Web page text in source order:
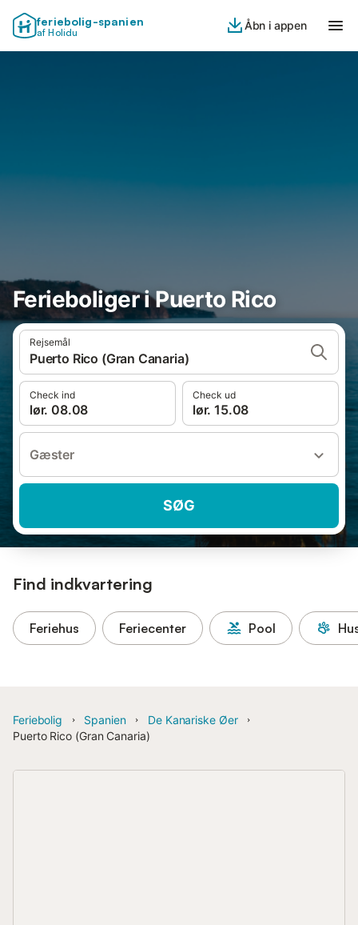
feriebolig-spanien
af Holidu
Åbn i appen
Ferieboliger i Puerto Rico
Rejsemål
Puerto Rico (Gran Canaria)
Check ind
lør. 08.08
Check ud
lør. 15.08
Gæster
SØG
Find indkvartering
Feriehus Feriecenter Pool
Feriebolig Spanien
De Kanariske Øer
Puerto Rico (Gran Canaria)